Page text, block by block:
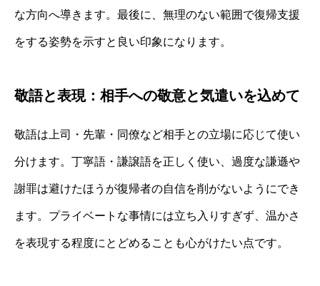
な方向へ導きます。最後に、無理のない範囲で復帰支援
をする姿勢を示すと良い印象になります。
敬語と表現：相手への敬意と気遣いを込めて
敬語は上司・先輩・同僚など相手との立場に応じて使い
分けます。丁寧語・謙譲語を正しく使い、過度な謙遜や
謝罪は避けたほうが復帰者の自信を削がないようにでき
ます。プライベートな事情には立ち入りすぎず、温かさ
を表現する程度にとどめることも心がけたい点です。